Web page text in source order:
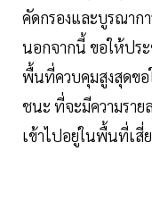
คัดกรองและบูรณาก
นอกจากนี้ ขอให้ปร
พื้นที่ควบคุมสูงสุดข
ชนะ ที่จะมีความราย
เข้าไปอยู่ในพื้นที่เสี่